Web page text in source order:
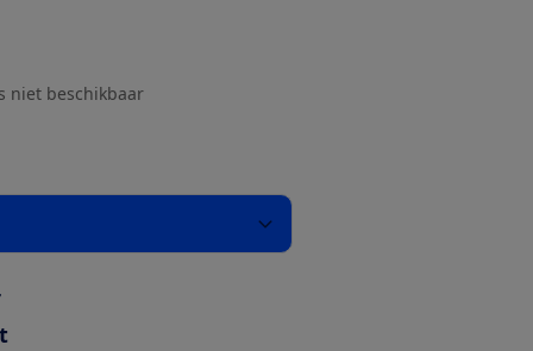
niet beschikbaar